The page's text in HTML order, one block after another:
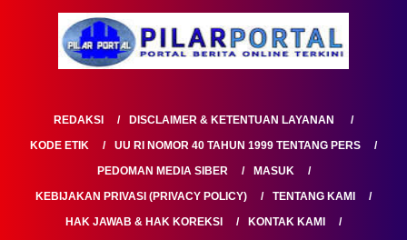
REDAKSI
DISCLAIMER & KETENTUAN LAYANAN
KODE ETIK
UU RI NOMOR 40 TAHUN 1999 TENTANG PERS
PEDOMAN MEDIA SIBER
MASUK
KEBIJAKAN PRIVASI (PRIVACY POLICY)
TENTANG KAMI
HAK JAWAB & HAK KOREKSI
KONTAK KAMI